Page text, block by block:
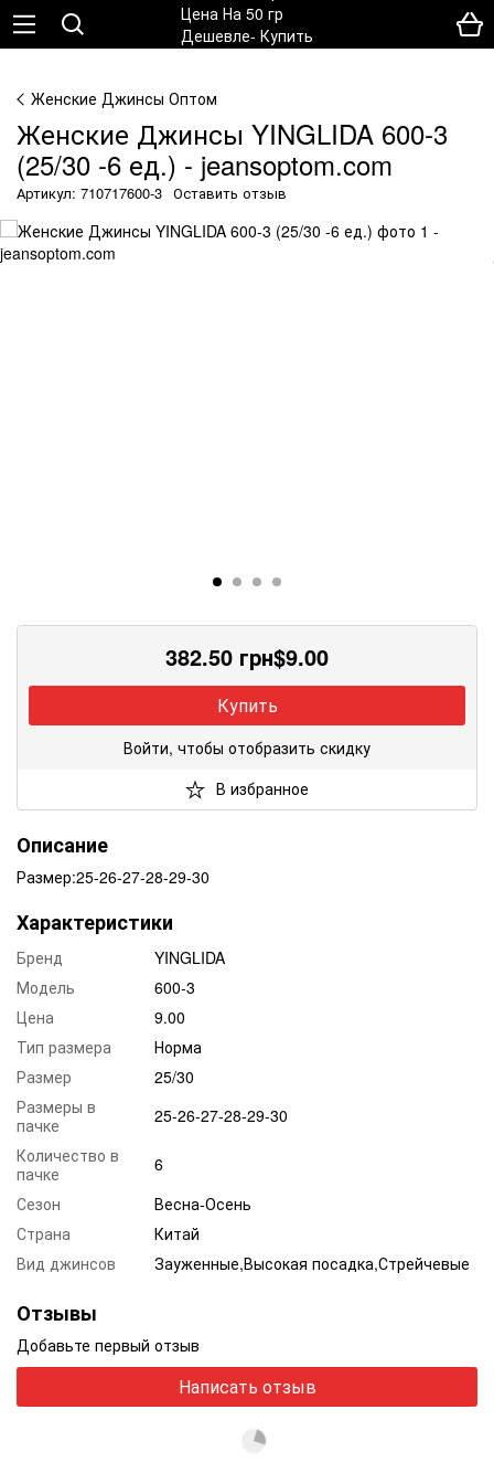
Женские Джинсы Оптом
Женские Джинсы YINGLIDA 600-3
(25/30 -6 ед.) - jeansoptom.com
Артикул: 710717600-3 Оставить отзыв
382.50 грн$9.00
Купить
Войти, чтобы отобразить скидку
В избранное
Описание
Размер:25-26-27-28-29-30
Характеристики
Бренд
YINGLIDA
Модель
600-3
Цена
9.00
Тип размера
Норма
Размер
25/30
Размеры в
пачке
25-26-27-28-29-30
Количество в
пачке
6
Сезон
Весна-Осень
Страна
Китай
Вид джинсов
Зауженные,Высокая посадка,Стрейчевые
Отзывы
Добавьте первый отзыв
Написать отзыв